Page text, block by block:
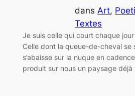
dansArt,
Textes
Je suis celle qui court chaque
Celle dont la queue-de-cheval se
s’abaisse sur la nuque en
produit sur nous un paysage déjà